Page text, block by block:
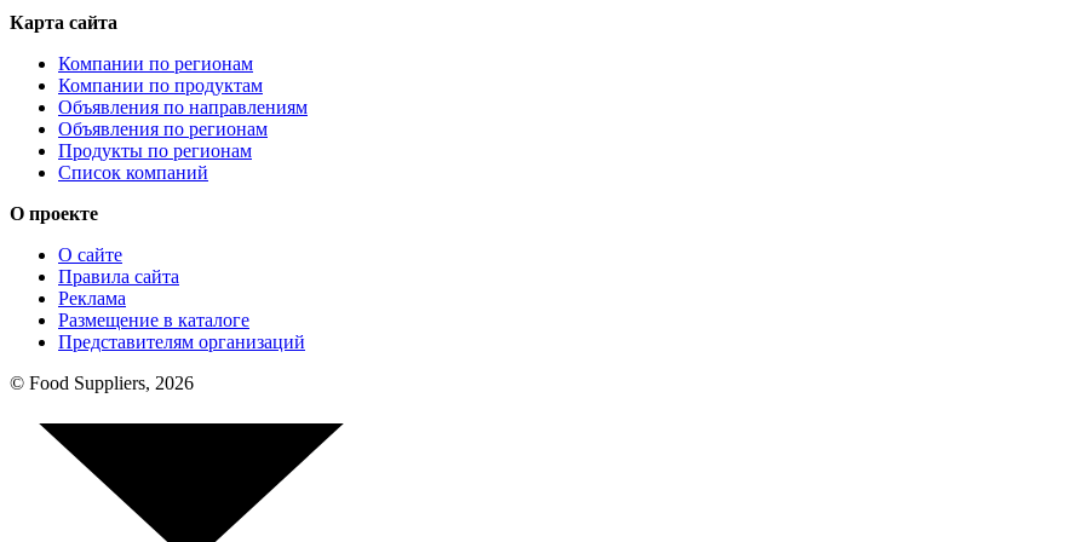
Карта сайта
Компании по регионам
Компании по продуктам
Объявления по направлениям
Объявления по регионам
Продукты по регионам
Список компаний
О проекте
О сайте
Правила сайта
Реклама
Размещение в каталоге
Представителям организаций
© Food Suppliers, 2026